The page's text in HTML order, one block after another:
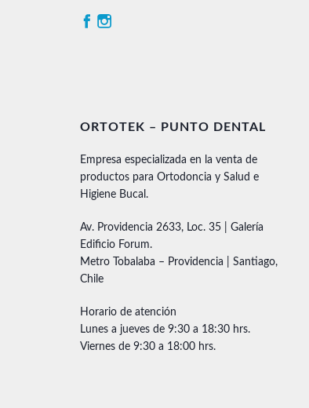
ORTOTEK – PUNTO DENTAL
Empresa especializada en la venta de
productos para Ortodoncia y Salud e
Higiene Bucal.
Av. Providencia 2633, Loc. 35 | Galería
Edificio Forum.
Metro Tobalaba – Providencia | Santiago,
Chile
Horario de atención
Lunes a jueves de 9:30 a 18:30 hrs.
Viernes de 9:30 a 18:00 hrs.